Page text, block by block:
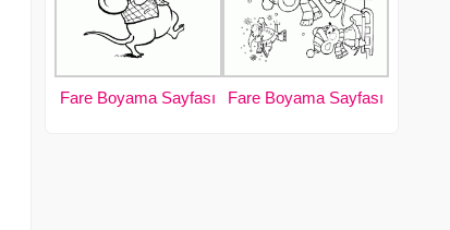
Fare Boyama Sayfası Fare Boyama Sayfası